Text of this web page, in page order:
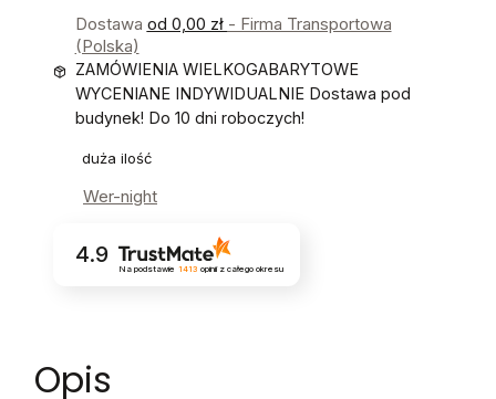
Dostawa od 0,00 zł - Firma Transportowa
(Polska)
ZAMÓWIENIA WIELKOGABARYTOWE
WYCENIANE INDYWIDUALNIE Dostawa pod
budynek! Do 10 dni roboczych!
duża ilość
Wer-night
4.9
Na podstawie 1413 opinii z całego okresu
Opis